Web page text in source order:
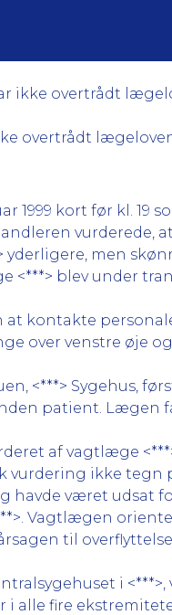
ikke overtrådt
overtrådt lægeloven
1999 kort før kl.
vurderede,
yderligere, men
<***> blev under
at kontakte
over venstre øje
<***> Sygehus,
patient. Lægen
af vagtlæge
vurdering ikke tegn
havde været
Vagtlægen
til
i
alle fire